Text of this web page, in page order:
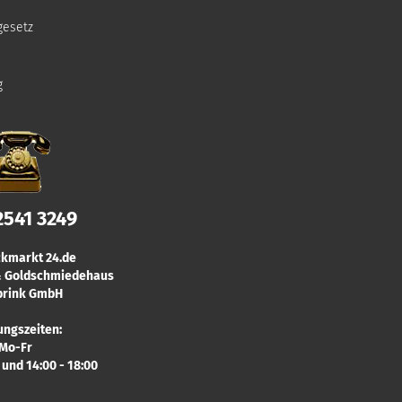
3249
24.de
Goldschmiedehaus
GmbH
Fr
14:00 - 18:00